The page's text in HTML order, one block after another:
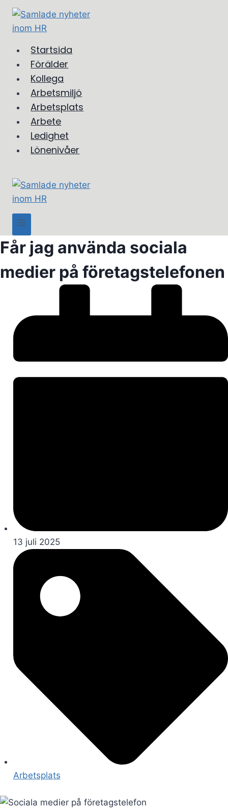
Skip
content
Startsida
Förälder
Kollega
Arbetsmiljö
Arbetsplats
Arbete
Ledighet
Lönenivåer
Får jag använda sociala
medier på företagstelefonen
13 juli 2025
Arbetsplats